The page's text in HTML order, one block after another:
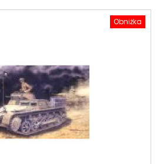
Obniżka